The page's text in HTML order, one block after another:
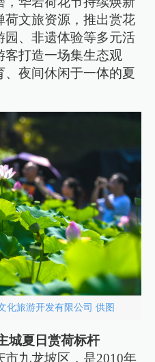
荷文旅资源，推出赏花
园、非遗体验等多元活
客打造一场集生态观
夜间休闲于一体的夏
化旅游开发有限公司 供图
城夏日赏荷标杆
九龙坡区，是2010年